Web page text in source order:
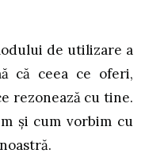
de utilizare a
că ceea ce oferi,
rezonează cu tine.
și cum vorbim cu